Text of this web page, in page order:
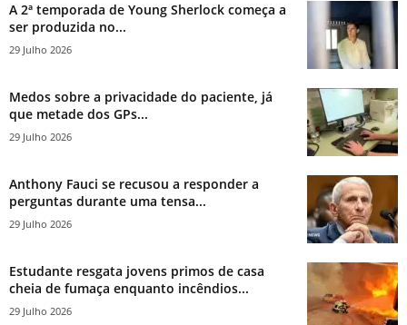
A 2ª temporada de Young Sherlock começa a
ser produzida no...
29 Julho 2026
Medos sobre a privacidade do paciente, já
que metade dos GPs...
29 Julho 2026
Anthony Fauci se recusou a responder a
perguntas durante uma tensa...
29 Julho 2026
Estudante resgata jovens primos de casa
cheia de fumaça enquanto incêndios...
29 Julho 2026